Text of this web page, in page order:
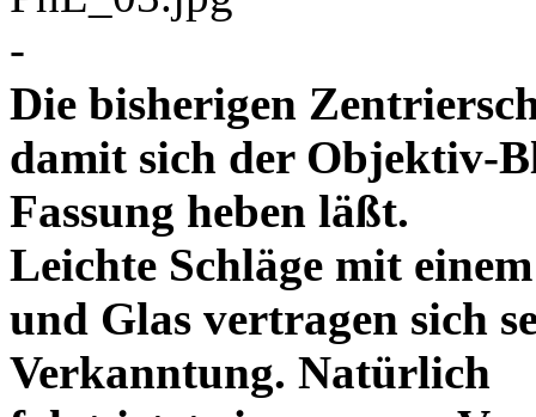
-
Die bisherigen
damit sich der Objektiv-
Fassung heben läßt.
Leichte Schläge mit
und Glas vertragen sich
Verkanntung. Natürlich